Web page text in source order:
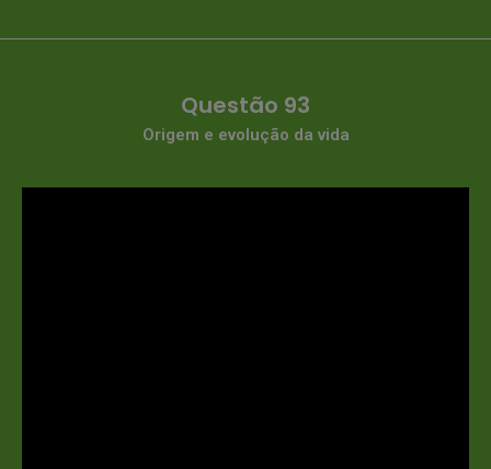
Questão 93
Origem e evolução da vida